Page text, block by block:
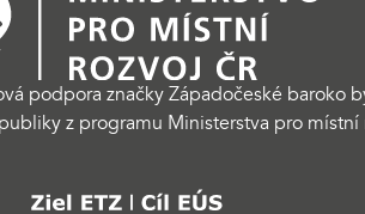
podpora značky Západočeské baroko
z programu Ministerstva pro místní